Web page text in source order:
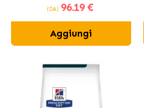
(DA) 96.19 €
Aggiungi